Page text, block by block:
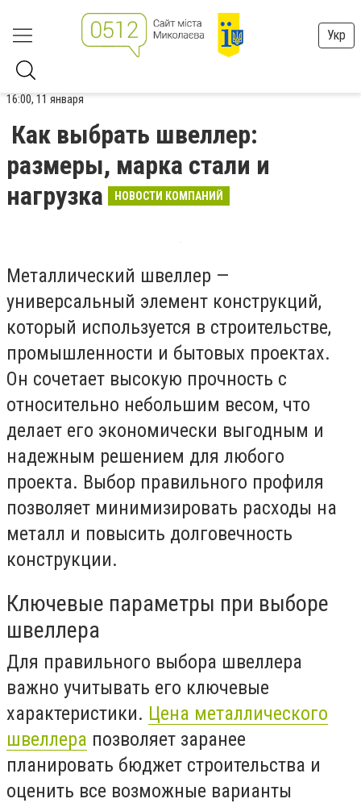
Укр
16:00, 11 января
Как выбрать швеллер:
размеры, марка стали и
нагрузка
НОВОСТИ КОМПАНИЙ
Металлический швеллер —
универсальный элемент конструкций,
который используется в строительстве,
промышленности и бытовых проектах.
Он сочетает высокую прочность с
относительно небольшим весом, что
делает его экономически выгодным и
надежным решением для любого
проекта. Выбор правильного профиля
позволяет минимизировать расходы на
металл и повысить долговечность
конструкции.
Ключевые параметры при выборе
швеллера
Для правильного выбора швеллера
важно учитывать его ключевые
характеристики. Цена металлического
швеллера позволяет заранее
планировать бюджет строительства и
оценить все возможные варианты